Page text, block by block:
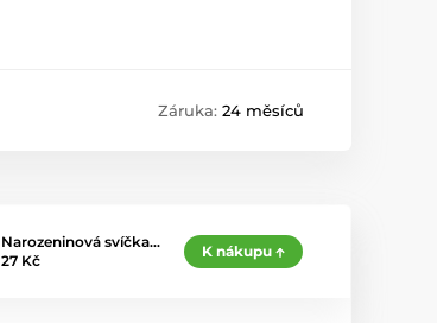
Záruka: 24 měsíců
Narozeninová svíčka…
27 Kč
K nákupu